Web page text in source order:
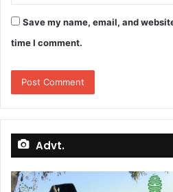
Save my name, email, and
time I comment.
Advt.